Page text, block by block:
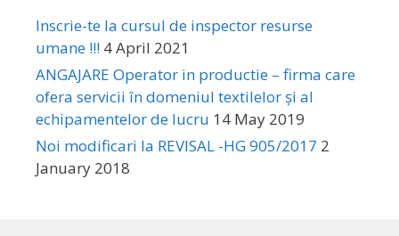
Inscrie-te la cursul de inspector resurse
umane !!! 4 April 2021
ANGAJARE Operator in productie – firma care
ofera servicii în domeniul textilelor și al
echipamentelor de lucru 14 May 2019
Noi modificari la REVISAL -HG 905/2017 2
January 2018